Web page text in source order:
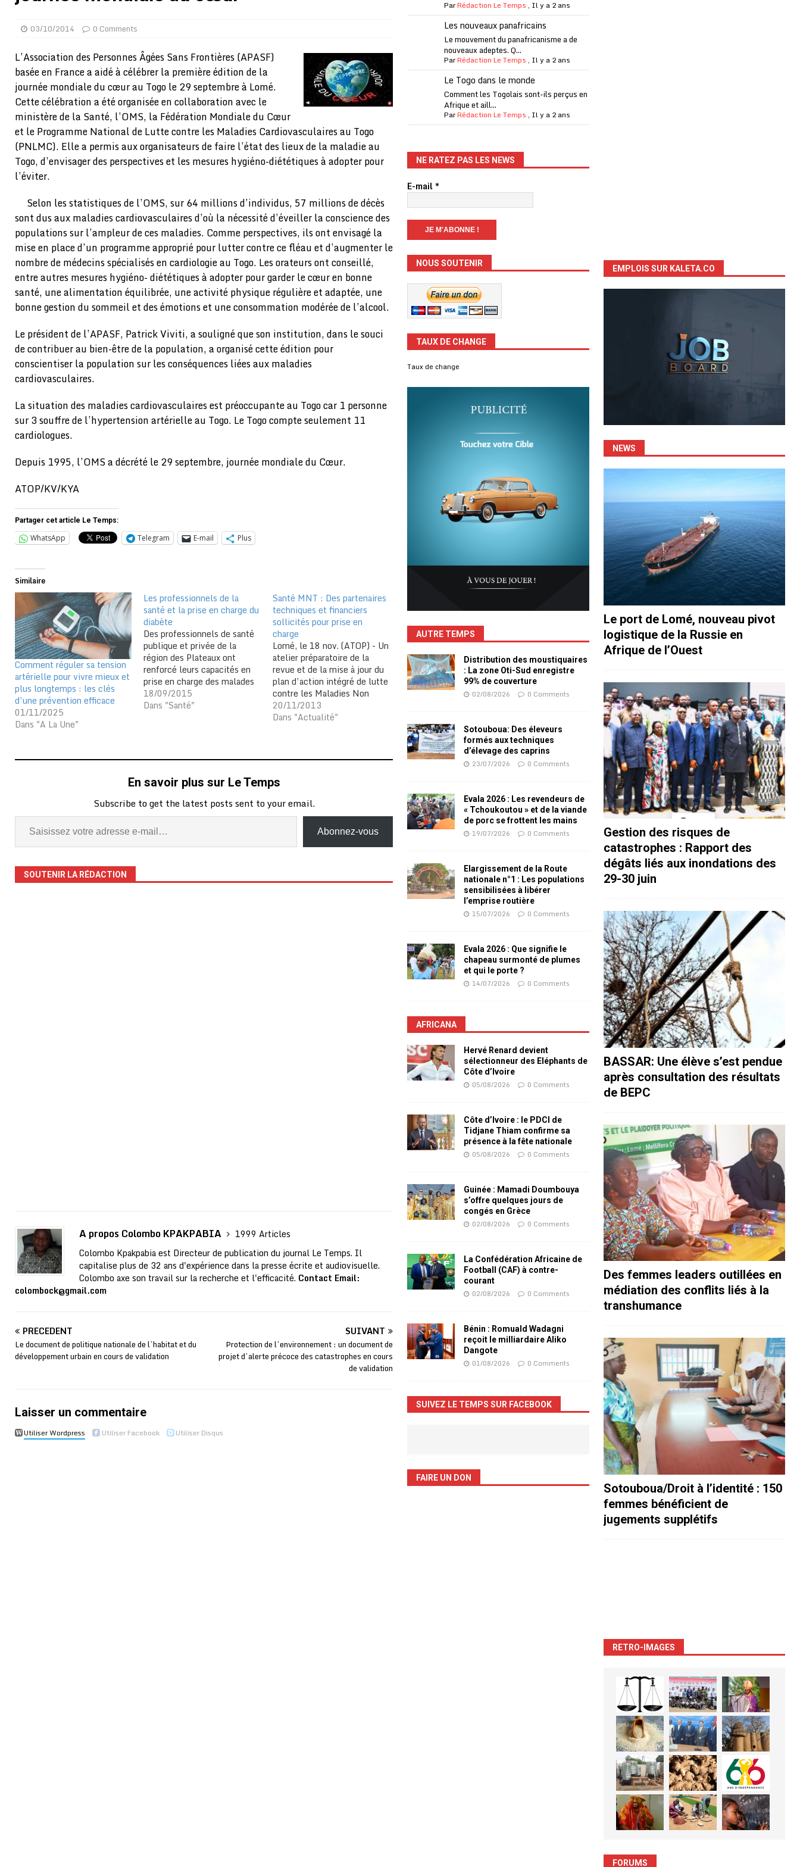
A LA UNE
[ 02/08/2026 ] La Confédération Africaine de Football (CAF) à contre-courant
[ 01/08/2026 ]
Quatre candidats à la succession d’Infantino à la tête de la FIFA
A LA UNE
[ 01/08/2026 ] Bénin : Romuald Wadagni reçoit le milliardaire Aliko Dangote
A LA UNE
[ 31/07/2026 ] Niger : le FMI débloque une bouffée d’oxygène financière
ECONOMIE
[ 31/07/2026 ] Franco Baresi, légendaire défenseur de l’Italie et de l’AC Milan, est mort à 66 ans
A LA UNE
[ 31/07/2026 ] Benjamin Mendy a vendu aux enchères son trophée de la Coupe du monde
[ 31/07/2026 ] Bénin : les membres du Sénat installés
A LA UNE
[ 30/07/2026 ] Mali : au moins 19 soldats exécutés, Amnesty International exige une enquête
[ 05/08/2026 ] Hervé Renard devient sélectionneur des Eléphants de Côte d’Ivoire A LA UNE
03/10/2014 0 Comments
L’Association des Personnes Âgées Sans Frontières (APASF)
basée en France a aidé à célébrer la première édition de la
journée mondiale du cœur au Togo le 29 septembre à Lomé.
Cette célébration a été organisée en collaboration avec le
ministère de la Santé, l’OMS, la Fédération Mondiale du Cœur
et le Programme National de Lutte contre les Maladies Cardiovasculaires au Togo
(PNLMC). Elle a permis aux organisateurs de faire l’état des lieux de la maladie au
Togo, d’envisager des perspectives et les mesures hygiéno-diététiques à adopter pour
l’éviter.
Selon les statistiques de l’OMS, sur 64 millions d’individus, 57 millions de décès
sont dus aux maladies cardiovasculaires d’où la nécessité d’éveiller la conscience des
populations sur l’ampleur de ces maladies. Comme perspectives, ils ont envisagé la
mise en place d’un programme approprié pour lutter contre ce fléau et d’augmenter le
nombre de médecins spécialisés en cardiologie au Togo. Les orateurs ont conseillé,
entre autres mesures hygiéno- diététiques à adopter pour garder le cœur en bonne
santé, une alimentation équilibrée, une activité physique régulière et adaptée, une
bonne gestion du sommeil et des émotions et une consommation modérée de l’alcool.
Le président de l’APASF, Patrick Viviti, a souligné que son institution, dans le souci
de contribuer au bien-être de la population, a organisé cette édition pour
conscientiser la population sur les conséquences liées aux maladies
cardiovasculaires.
La situation des maladies cardiovasculaires est préoccupante au Togo car 1 personne
sur 3 souffre de l’hypertension artérielle au Togo. Le Togo compte seulement 11
cardiologues.
Depuis 1995, l’OMS a décrété le 29 septembre, journée mondiale du Cœur.
ATOP/KV/KYA
Partager cet article Le Temps:
WhatsApp Telegram E-mail Plus
Similaire
Comment réguler sa tension
artérielle pour vivre mieux et
plus longtemps : les clés
d’une prévention efficace
01/11/2025
Dans "A La Une"
Les professionnels de la
santé et la prise en charge du
diabète
Des professionnels de santé
publique et privée de la
région des Plateaux ont
renforcé leurs capacités en
prise en charge des malades
de diabète du 14 au 16
septembre à Atakpamé, une
(CERS-D. Base)…
18/09/2015
Dans "Santé"
Santé MNT : Des partenaires
techniques et financiers
sollicités pour prise en
charge
Lomé, le 18 nov. (ATOP) - Un
atelier préparatoire de la
revue et de la mise à jour du
plan d’action intégré de lutte
contre les Maladies Non
Transmissibles (MNT) 2012-
2015 a réuni des partenaires
National de Lutte contre…
20/11/2013
Dans "Actualité"
En savoir plus sur Le Temps
Subscribe to get the latest posts sent to your email.
Abonnez-vous
SOUTENIR LA RÉDACTION
A propos Colombo KPAKPABIA
1999 Articles
Colombo Kpakpabia est Directeur de publication du journal Le Temps. Il
capitalise plus de 32 ans d'expérience dans la presse écrite et audiovisuelle.
Colombo axe son travail sur la recherche et l'efficacité. Contact Email:
colombock@gmail.com
PRÉCÉDENT
Le document de politique nationale de l’habitat et du
développement urbain en cours de validation
SUIVANT
Protection de l’environnement : un document de
projet d’alerte précoce des catastrophes en cours
de validation
Laisser un commentaire
Utiliser Wordpress Utiliser Facebook Utiliser Disqus
ParRédaction Le Temps , Il y a 2 ans
Les nouveaux panafricains
Le mouvement du panafricanisme a de
nouveaux adeptes. Q...
ParRédaction Le Temps , Il y a 2 ans
Le Togo dans le monde
Comment les Togolais sont-ils perçus en
Afrique et aill...
ParRédaction Le Temps , Il y a 2 ans
NE RATEZ PAS LES NEWS
E-mail*
NOUS SOUTENIR
TAUX DE CHANGE
Taux de change
AUTRE TEMPS
Distribution des moustiquaires
: La zone Oti-Sud enregistre
99% de couverture
02/08/2026 0 Comments
Sotouboua: Des éleveurs
formés aux techniques
d’élevage des caprins
23/07/2026 0 Comments
Evala 2026 : Les revendeurs de
« Tchoukoutou » et de la viande
de porc se frottent les mains
19/07/2026 0 Comments
Elargissement de la Route
nationale n°1 : Les populations
sensibilisées à libérer
l’emprise routière
15/07/2026 0 Comments
Evala 2026 : Que signifie le
chapeau surmonté de plumes
et qui le porte ?
14/07/2026 0 Comments
AFRICANA
Hervé Renard devient
sélectionneur des Eléphants de
Côte d’Ivoire
05/08/2026 0 Comments
Côte d’Ivoire : le PDCI de
Tidjane Thiam confirme sa
présence à la fête nationale
05/08/2026 0 Comments
Guinée : Mamadi Doumbouya
s’offre quelques jours de
congés en Grèce
02/08/2026 0 Comments
La Confédération Africaine de
Football (CAF) à contre-
courant
02/08/2026 0 Comments
Bénin : Romuald Wadagni
reçoit le milliardaire Aliko
Dangote
01/08/2026 0 Comments
SUIVEZ LE TEMPS SUR FACEBOOK
FAIRE UN DON
EMPLOIS SUR KALETA.CO
NEWS
Le port de Lomé, nouveau pivot
logistique de la Russie en
Afrique de l’Ouest
Gestion des risques de
catastrophes : Rapport des
dégâts liés aux inondations des
29-30 juin
BASSAR: Une élève s’est pendue
après consultation des résultats
de BEPC
Des femmes leaders outillées en
médiation des conflits liés à la
transhumance
Sotouboua/Droit à l’identité : 150
femmes bénéficient de
jugements supplétifs
RETRO-IMAGES
FORUMS